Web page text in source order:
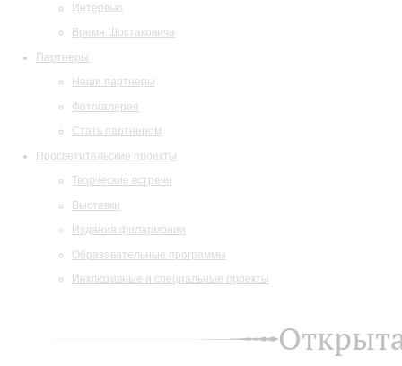
Интервью
Время Шостаковича
Партнеры
Наши партнеры
Фотогалерея
Стать партнером
Просветительские проекты
Творческие встречи
Выставки
Издания филармонии
Образовательные программы
Инклюзивные и специальные проекты